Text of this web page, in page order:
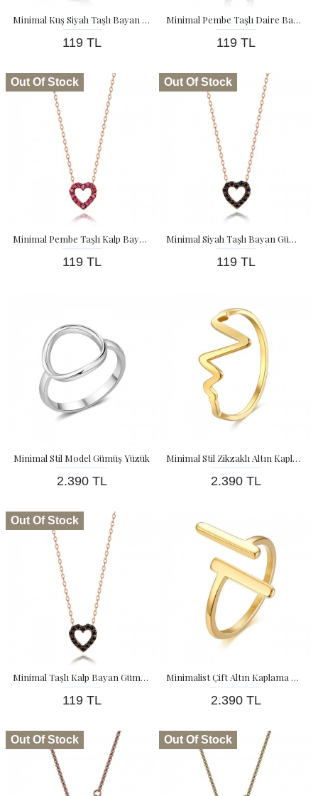
Minimal Kuş Siyah Taşlı Bayan Gümüş Kolye
119 TL
Minimal Pembe Taşlı Daire Bayan Gümüş Kolye
119 TL
Out Of Stock
Minimal Pembe Taşlı Kalp Bayan Gümüş Kolye
119 TL
Out Of Stock
Minimal Siyah Taşlı Bayan Gümüş Kolye
119 TL
Minimal Stil Model Gümüş Yüzük
2.390 TL
Minimal Stil Zikzaklı Altın Kaplama Bayan Gümüş Yüzük
2.390 TL
Out Of Stock
Minimal Taşlı Kalp Bayan Gümüş Kolye
119 TL
Minimalist Çift Altın Kaplama Bayan Gümüş Yüzük
2.390 TL
Out Of Stock Out Of Stock